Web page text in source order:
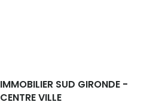
IMMOBILIER SUD GIRONDE -
CENTRE VILLE